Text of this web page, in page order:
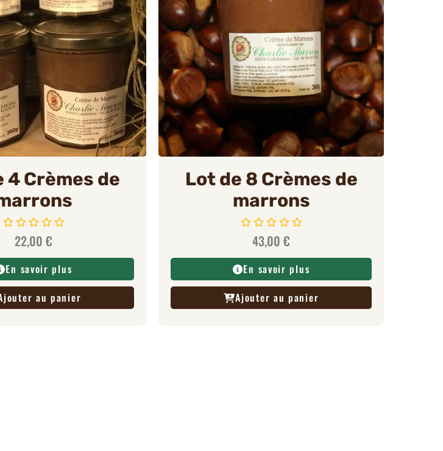
4 Crèmes de
22,00 €
En savoir plus
au panier
Lot de 8 Crèmes de
marrons
43,00 €
En savoir plus
Ajouter au panier